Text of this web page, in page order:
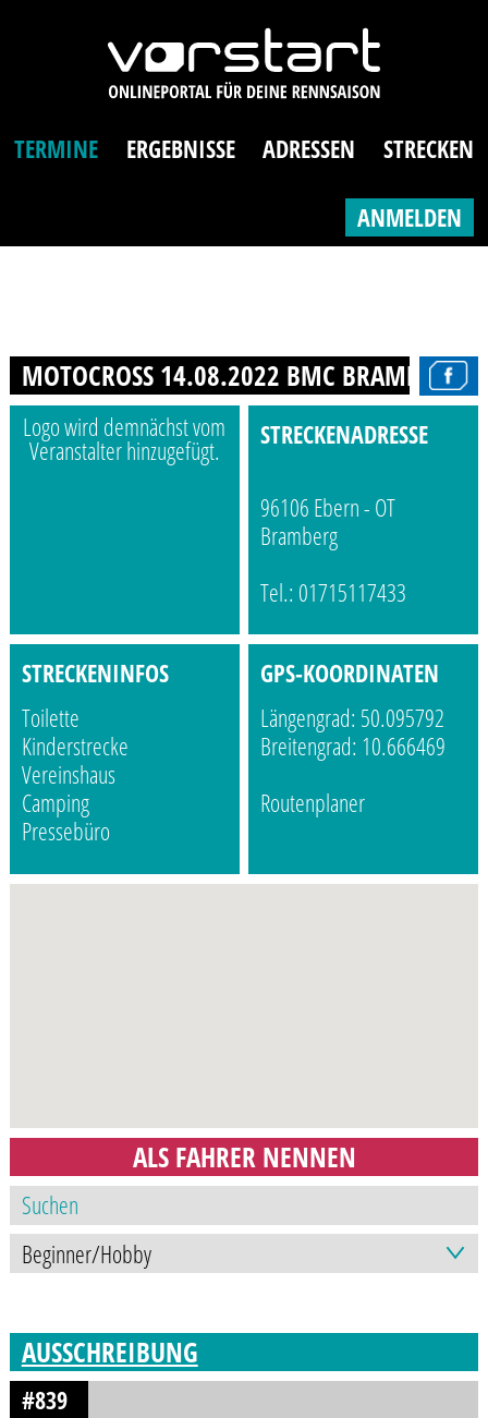
TERMINE ERGEBNISSE ADRESSEN STRECKEN
ANMELDEN
MOTOCROSS 14.08.2022 BMC BRAMBERG
Logo wird demnächst vom
Veranstalter hinzugefügt. STRECKENADRESSE
96106 Ebern - OT
Bramberg
Tel.: 01715117433
STRECKENINFOS
Toilette
Kinderstrecke
Vereinshaus
Camping
Pressebüro
GPS-KOORDINATEN
Längengrad: 50.095792
Breitengrad: 10.666469
Routenplaner
ALS FAHRER NENNEN
AUSSCHREIBUNG
#839